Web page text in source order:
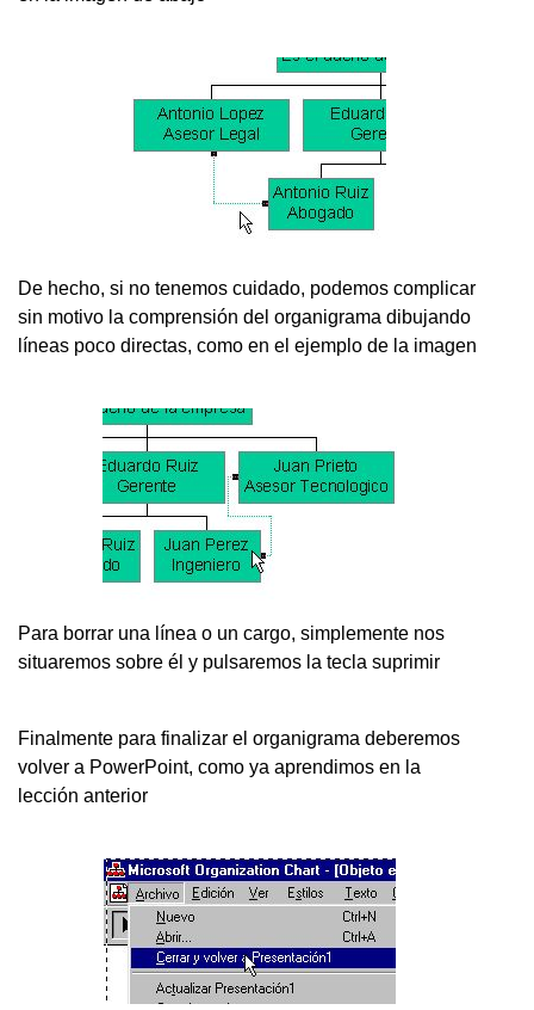
De hecho, si no tenemos cuidado, podemos complicar
sin motivo la comprensión del organigrama dibujando
líneas poco directas, como en el ejemplo de la imagen
Para borrar una línea o un cargo, simplemente nos
situaremos sobre él y pulsaremos la tecla suprimir
Finalmente para finalizar el organigrama deberemos
volver a PowerPoint, como ya aprendimos en la
lección anterior